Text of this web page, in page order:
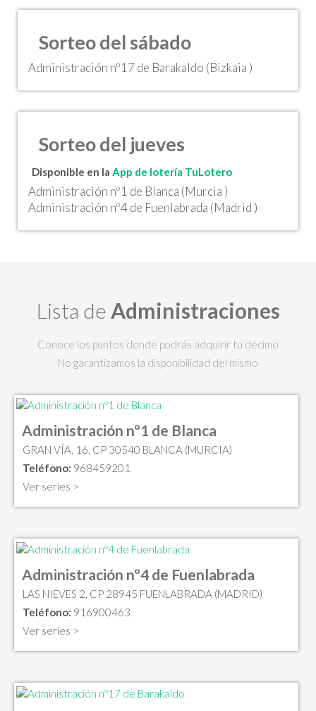
Sorteo del sábado
Administración nº17 de Barakaldo (Bizkaia )
Sorteo del jueves
Disponible en la App de lotería TuLotero
Administración nº1 de Blanca (Murcia )
Administración nº4 de Fuenlabrada (Madrid )
Lista de Administraciones
Conoce los puntos donde podrás adquirir tu décimo
No garantizamos la disponibilidad del mismo
Administración nº1 de Blanca
GRAN VÍA, 16, CP 30540 BLANCA (MURCIA)
Teléfono: 968459201
Ver series >
Administración nº4 de Fuenlabrada
LAS NIEVES 2, CP 28945 FUENLABRADA (MADRID)
Teléfono: 916900463
Ver series >